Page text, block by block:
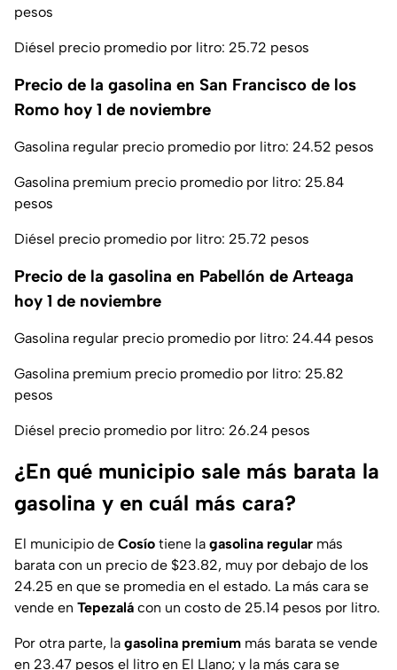
pesos
Diésel precio promedio por litro: 25.72 pesos
Precio de la gasolina en San Francisco de los
Romo hoy 1 de noviembre
Gasolina regular precio promedio por litro: 24.52 pesos
Gasolina premium precio promedio por litro: 25.84
pesos
Diésel precio promedio por litro: 25.72 pesos
Precio de la gasolina en Pabellón de Arteaga
hoy 1 de noviembre
Gasolina regular precio promedio por litro: 24.44 pesos
Gasolina premium precio promedio por litro: 25.82
pesos
Diésel precio promedio por litro: 26.24 pesos
¿En qué municipio sale más barata la
gasolina y en cuál más cara?
El municipio de Cosío tiene la gasolina regular más
barata con un precio de $23.82, muy por debajo de los
24.25 en que se promedia en el estado. La más cara se
vende en Tepezalá con un costo de 25.14 pesos por litro.
Por otra parte, la gasolina premium más barata se vende
en 23.47 pesos el litro en El Llano; y la más cara se